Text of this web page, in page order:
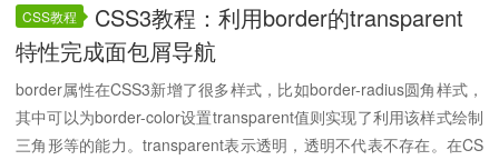
CSS教程
CSS3教程：利用border的transparent
特性完成面包屑导航
border属性在CSS3新增了很多样式，比如border-radius圆角样式，
其中可以为border-color设置transparent值则实现了利用该样式绘制
三角形等的能力。transparent表示透明，透明不代表不存在。在CS